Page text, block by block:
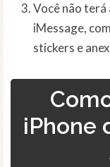
Você não terá
iMessage,
stickers e
iPhone